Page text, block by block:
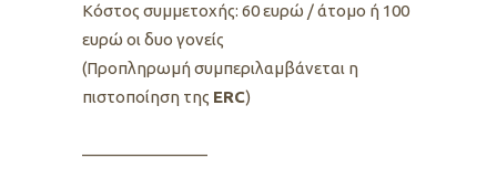
Κόστος συμμετοχής: 60 ευρώ / άτομο ή 100
ευρώ οι δυο γονείς
(Προπληρωμή συμπεριλαμβάνεται η
πιστοποίηση της ERC)
———————–